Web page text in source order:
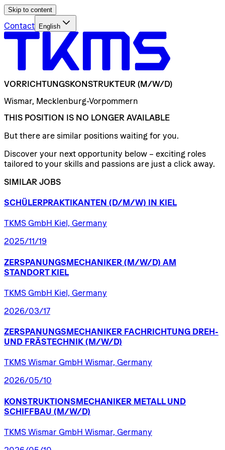
Skip to content
Contact English
VORRICHTUNGSKONSTRUKTEUR (M/W/D)
Wismar, Mecklenburg-Vorpommern
THIS POSITION IS NO LONGER AVAILABLE
But there are similar positions waiting for you.
Discover your next opportunity below – exciting roles
tailored to your skills and passions are just a click away.
SIMILAR JOBS
SCHÜLERPRAKTIKANTEN (D/​M/​W) IN KIEL
TKMS GmbH Kiel, Germany
2025/11/19
ZERSPANUNGSMECHANIKER (M/W/D) AM
STANDORT KIEL
TKMS GmbH Kiel, Germany
2026/03/17
ZERSPANUNGSMECHANIKER FACHRICHTUNG DREH-
UND FRÄSTECHNIK (M/W/D)
TKMS Wismar GmbH Wismar, Germany
2026/05/10
KONSTRUKTIONSMECHANIKER METALL UND
SCHIFFBAU (M/W/D)
TKMS Wismar GmbH Wismar, Germany